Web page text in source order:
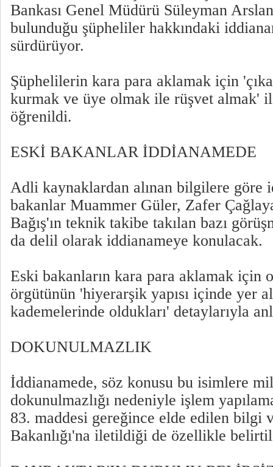
Bankası Genel Müdürü Süleyman
bulunduğu şüpheliler hakkındaki
sürdürüyor.
Şüphelilerin kara para aklamak için
kurmak ve üye olmak ile rüşvet almak'
öğrenildi.
ESKİ BAKANLAR İDDİANAMEDE
Adli kaynaklardan alınan bilgilere göre
bakanlar Muammer Güler, Zafer
Bağış'ın teknik takibe takılan bazı
da delil olarak iddianameye konulacak.
Eski bakanların kara para aklamak için
örgütünün 'hiyerarşik yapısı içinde yer
kademelerinde oldukları' detaylarıyla
DOKUNULMAZLIK
İddianamede, söz konusu bu isimlere
dokunulmazlığı nedeniyle işlem
83. maddesi gereğince elde edilen bilgi
Bakanlığı'na iletildiği de özellikle